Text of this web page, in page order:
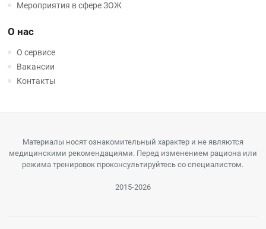
Мероприятия в сфере ЗОЖ
О нас
О сервисе
Вакансии
Контакты
Материалы носят ознакомительный характер и не являются
медицинскими рекомендациями. Перед изменением рациона или
режима тренировок проконсультируйтесь со специалистом.
2015-2026